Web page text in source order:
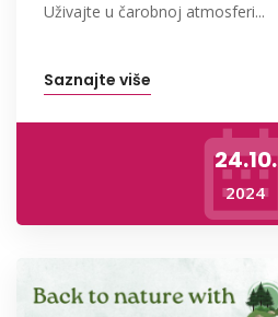
Uživajte u čarobnoj atmosferi...
Saznajte više
24.10.
2024